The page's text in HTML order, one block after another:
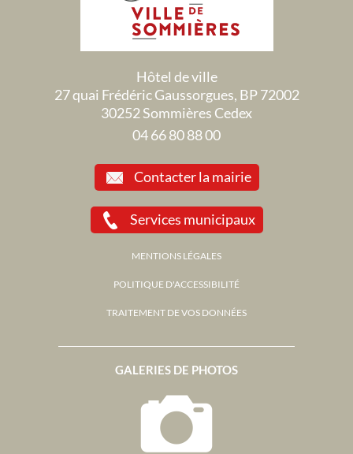
GALERIES DE PHOTOS
Hôtel de ville
27 quai Frédéric Gaussorgues, BP 72002
30252 Sommières Cedex
04 66 80 88 00
Contacter la mairie
Services municipaux
MENTIONS LÉGALES
POLITIQUE D'ACCESSIBILITÉ
TRAITEMENT DE VOS DONNÉES